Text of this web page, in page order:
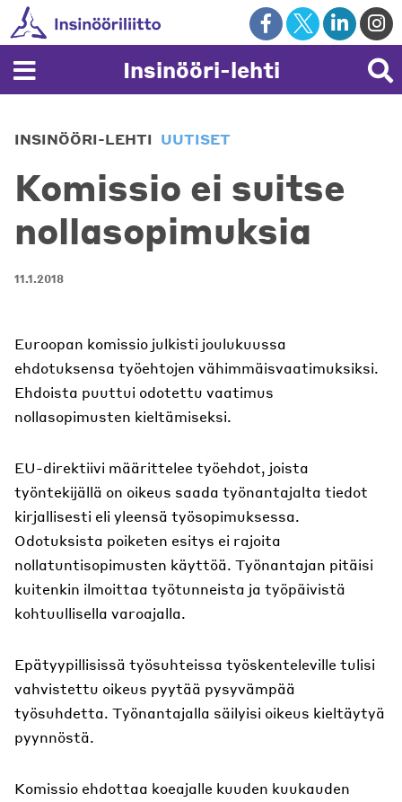
Skip
to
content
Insinööri-lehti
INSINÖÖRI-LEHTI UUTISET
Komissio ei suitse
nollasopimuksia
11.1.2018
Euroopan komissio julkisti joulukuussa
ehdotuksensa työehtojen vähimmäisvaatimuksiksi.
Ehdoista puuttui odotettu vaatimus
nollasopimusten kieltämiseksi.
EU-direktiivi määrittelee työehdot, joista
työntekijällä on oikeus saada työnantajalta tiedot
kirjallisesti eli yleensä työsopimuksessa.
Odotuksista poiketen esitys ei rajoita
nollatuntisopimusten käyttöä. Työnantajan pitäisi
kuitenkin ilmoittaa työtunneista ja työpäivistä
kohtuullisella varoajalla.
Epätyypillisissä työsuhteissa työskenteleville tulisi
vahvistettu oikeus pyytää pysyvämpää
työsuhdetta. Työnantajalla säilyisi oikeus kieltäytyä
pyynnöstä.
Komissio ehdottaa koeajalle kuuden kuukauden